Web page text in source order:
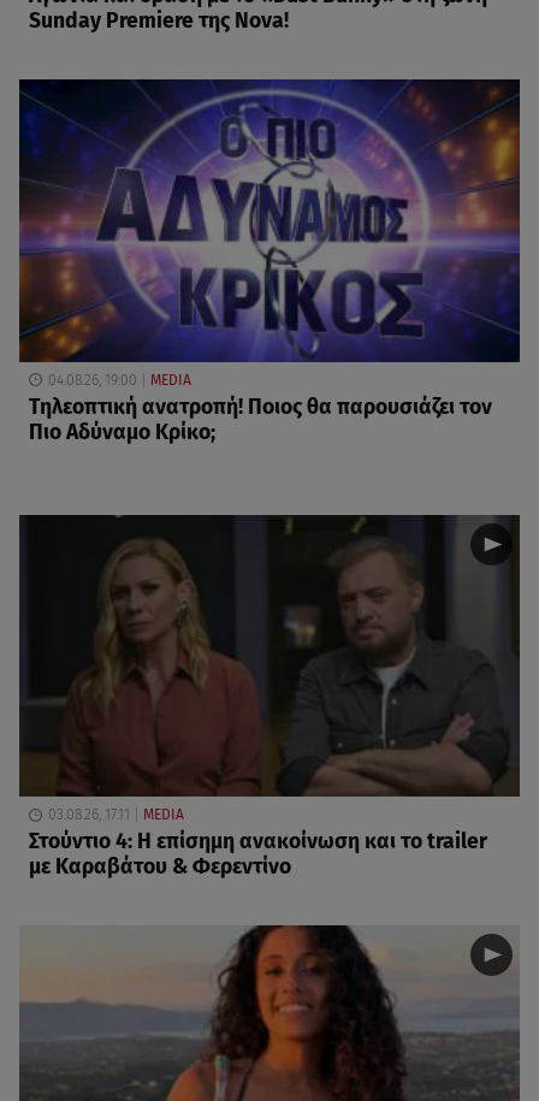
Sunday Premiere της Nova!
04.08.26, 19:00 MEDIA
Τηλεοπτική ανατροπή! Ποιος θα παρουσιάζει τον
Πιο Αδύναμο Κρίκο;
03.08.26, 17:11 MEDIA
Στούντιο 4: Η επίσημη ανακοίνωση και το trailer
με Καραβάτου & Φερεντίνο